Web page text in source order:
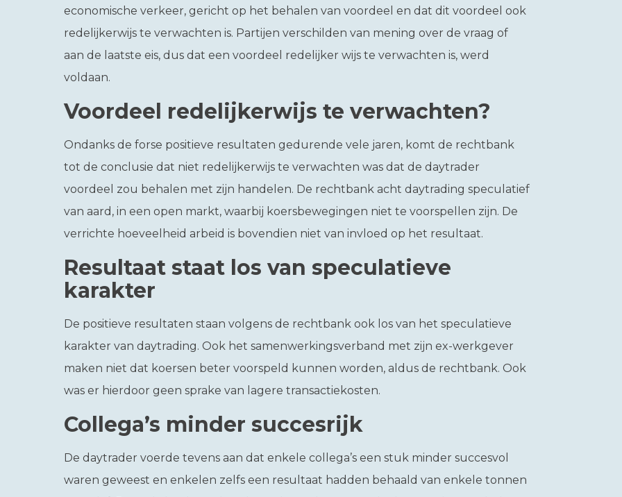
economische verkeer, gericht op het behalen van voordeel en dat dit voordeel ook
redelijkerwijs te verwachten is. Partijen verschilden van mening over de vraag of
aan de laatste eis, dus dat een voordeel redelijker wijs te verwachten is, werd
voldaan.
Voordeel redelijkerwijs te verwachten?
Ondanks de forse positieve resultaten gedurende vele jaren, komt de rechtbank
tot de conclusie dat niet redelijkerwijs te verwachten was dat de daytrader
voordeel zou behalen met zijn handelen. De rechtbank acht daytrading speculatief
van aard, in een open markt, waarbij koersbewegingen niet te voorspellen zijn. De
verrichte hoeveelheid arbeid is bovendien niet van invloed op het resultaat.
Resultaat staat los van speculatieve
karakter
De positieve resultaten staan volgens de rechtbank ook los van het speculatieve
karakter van daytrading. Ook het samenwerkingsverband met zijn ex-werkgever
maken niet dat koersen beter voorspeld kunnen worden, aldus de rechtbank. Ook
was er hierdoor geen sprake van lagere transactiekosten.
Collega’s minder succesrijk
De daytrader voerde tevens aan dat enkele collega’s een stuk minder succesvol
waren geweest en enkelen zelfs een resultaat hadden behaald van enkele tonnen